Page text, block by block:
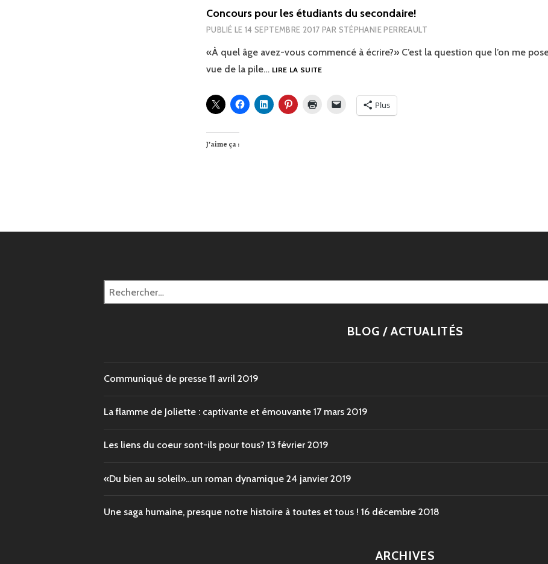
Concours pour les étudiants du secondaire!
PUBLIÉ LE 14 SEPTEMBRE 2017 PAR STÉPHANIE PERREAULT
«À quel âge avez-vous commencé à écrire?» C’est la question que l’on me
vue de la pile… LIRE LA SUITECONCOURS
ÉTUDIANTS
Plus
J’aime ça :
Rechercher :
BLOG / ACTUALITÉS
Communiqué de presse 11 avril 2019
La flamme de Joliette : captivante et émouvante 17 mars 2019
Les liens du coeur sont-ils pour tous? 13 février 2019
«Du bien au soleil»…un roman dynamique 24 janvier 2019
Une saga humaine, presque notre histoire à toutes et tous ! 16 décembre 2018
ARCHIVES